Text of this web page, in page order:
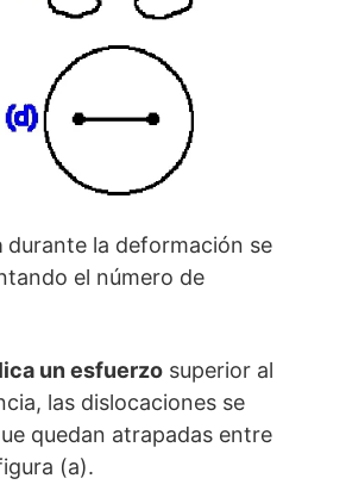
durante la deformación se
el número de
un esfuerzo superior al
las dislocaciones se
quedan atrapadas entre
(a).